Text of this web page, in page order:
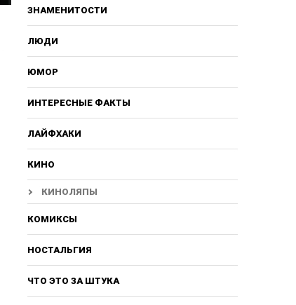
ЗНАМЕНИТОСТИ
ЛЮДИ
ЮМОР
ИНТЕРЕСНЫЕ ФАКТЫ
ЛАЙФХАКИ
КИНО
КИНОЛЯПЫ
КОМИКСЫ
НОСТАЛЬГИЯ
ЧТО ЭТО ЗА ШТУКА